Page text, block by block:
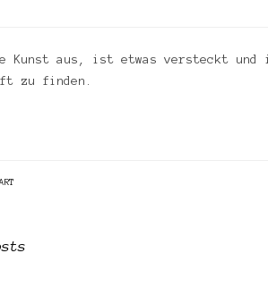
Kunst aus, ist etwas versteckt und
zu finden.